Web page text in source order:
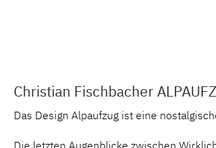
Christian Fischbacher
Das Design Alpaufzug ist eine
Die letzten Augenblicke zwischen